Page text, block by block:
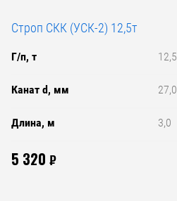
Строп СКК (УСК-2) 12,5т
Г/п, т 12,5
Канат d, мм 27,0
Длина, м 3,0
5 320 ₽